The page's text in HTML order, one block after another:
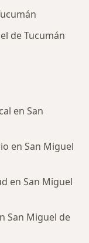
de Tucumán
en San
en San Miguel
en San Miguel
San Miguel de